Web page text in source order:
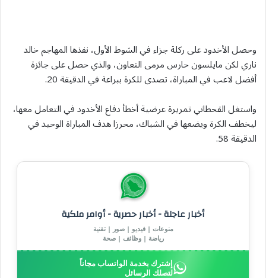
وحصل الأخدود على ركلة جزاء في الشوط الأول، نفذها المهاجم خالد ​
ناري لكن مايلسون حارس مرمى التعاون، والذي حصل ⁠على جائزة
أفضل لاعب في المباراة، تصدى للكرة ببراعة في الدقيقة 20.
واستغل القحطاني تمريرة عرضية أخطأ دفاع الأخدود في التعامل معها،
ليخطف الكرة ويضعها في الشباك، محرزا هدف المباراة ‌الوحيد في
الدقيقة 58.
أخبار عاجلة - أخبار حصرية - أوامر ملكية
منوعات | فيديو | صور | تقنية
رياضة | وظائف | صحة
إشترك بخدمة الواتساب مجاناً
لتصلك الرسائل